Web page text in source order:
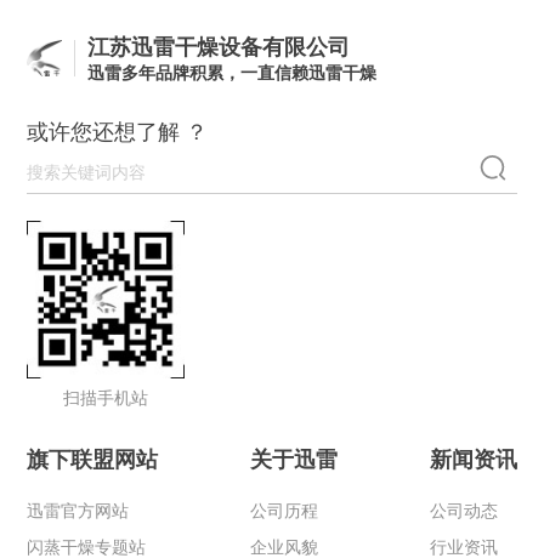
江苏迅雷干燥设备有限公司
迅雷多年品牌积累，一直信赖迅雷干燥
或许您还想了解 ？
扫描手机站
旗下联盟网站
迅雷官方网站
闪蒸干燥专题站
关于迅雷
公司历程
企业风貌
新闻资讯
公司动态
行业资讯